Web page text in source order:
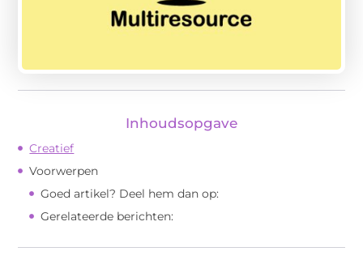
Inhoudsopgave
Creatief
Voorwerpen
Goed artikel? Deel hem dan op:
Gerelateerde berichten: